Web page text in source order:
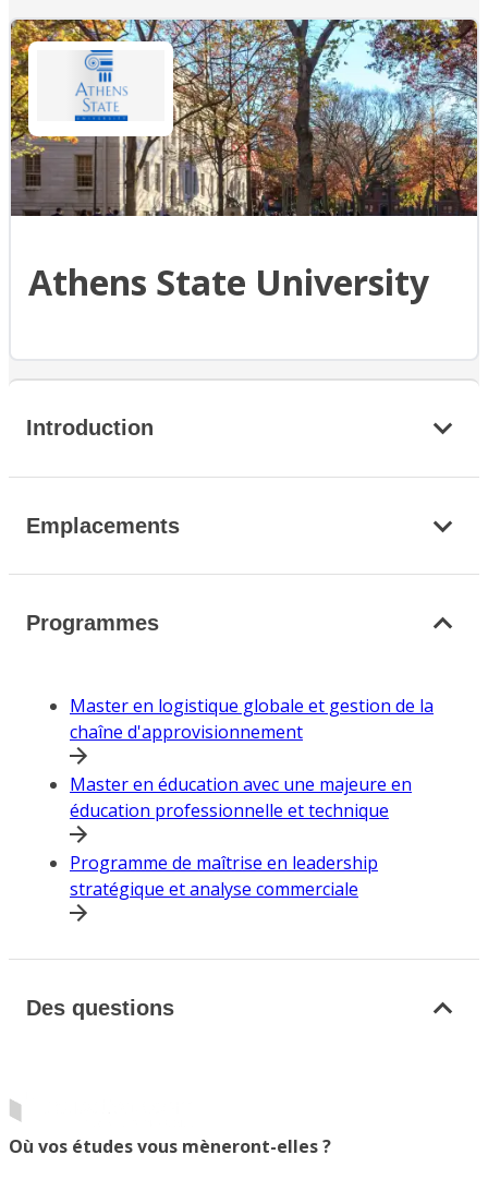
Athens State University
Introduction
Emplacements
Programmes
Master en logistique globale et gestion de la
chaîne d'approvisionnement
Master en éducation avec une majeure en
éducation professionnelle et technique
Programme de maîtrise en leadership
stratégique et analyse commerciale
Des questions
Où vos études vous mèneront-elles ?